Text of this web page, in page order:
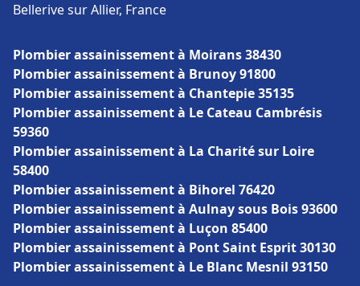
Bellerive sur Allier, France
Plombier assainissement à Moirans 38430
Plombier assainissement à Brunoy 91800
Plombier assainissement à Chantepie 35135
Plombier assainissement à Le Cateau Cambrésis
59360
Plombier assainissement à La Charité sur Loire
58400
Plombier assainissement à Bihorel 76420
Plombier assainissement à Aulnay sous Bois 93600
Plombier assainissement à Luçon 85400
Plombier assainissement à Pont Saint Esprit 30130
Plombier assainissement à Le Blanc Mesnil 93150